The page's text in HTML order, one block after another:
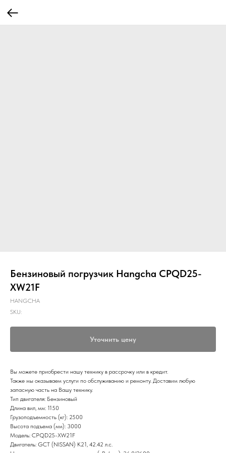
Бензиновый погрузчик Hangcha CPQD25-
XW21F
HANGCHA
SKU:
Уточнить цену
Вы можете приобрести нашу технику в рассрочку или в кредит.
Также мы оказываем услуги по обслуживанию и ремонту. Доставим любую
запасную часть на Вашу технику.
Тип двигателя: Бензиновый
Длина вил, мм: 1150
Грузоподъемность (кг): 2500
Высота подъема (мм): 3000
Модель: CPQD25-XW21F
Двигатель: GCT (NISSAN) K21, 42.42 л.с.